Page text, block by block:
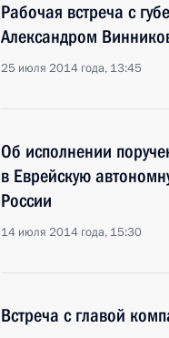
Рабочая встреча с
Александром
25 июля 2014 года, 13:45
Об исполнении
в Еврейскую
России
14 июля 2014 года, 15:30
Встреча с главой